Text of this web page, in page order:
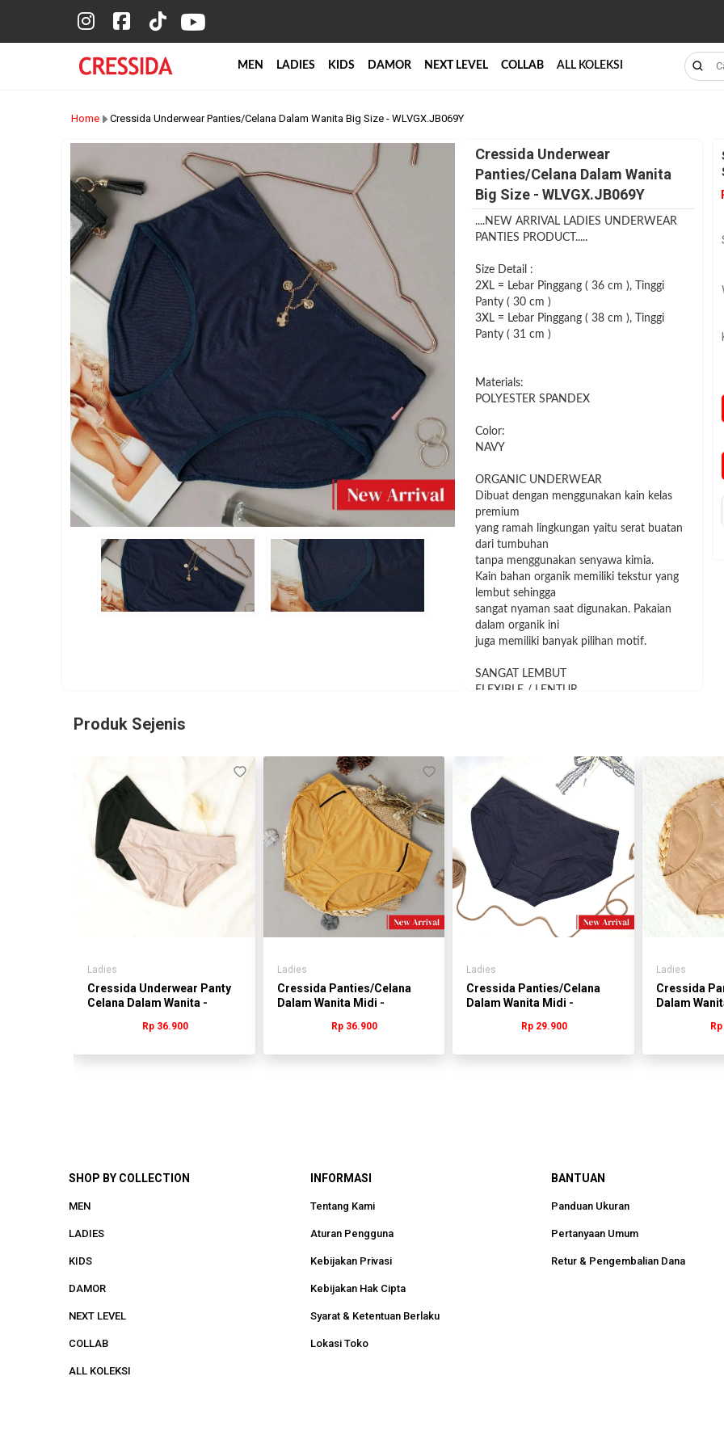
MEN LADIES KIDS DAMOR NEXT LEVEL COLLAB ALL KOLEKSI
Home Cressida Underwear Panties/Celana Dalam Wanita Big Size - WLVGX.JB069Y
Cressida Underwear
Panties/Celana Dalam Wanita
Big Size - WLVGX.JB069Y
....NEW ARRIVAL LADIES UNDERWEAR
PANTIES PRODUCT.....
Size Detail :
2XL = Lebar Pinggang ( 36 cm ), Tinggi
Panty ( 30 cm )
3XL = Lebar Pinggang ( 38 cm ), Tinggi
Panty ( 31 cm )
Materials:
POLYESTER SPANDEX
Color:
NAVY
ORGANIC UNDERWEAR
Dibuat dengan menggunakan kain kelas
premium
yang ramah lingkungan yaitu serat buatan
dari tumbuhan
tanpa menggunakan senyawa kimia.
Kain bahan organik memiliki tekstur yang
lembut sehingga
sangat nyaman saat digunakan. Pakaian
dalam organik ini
juga memiliki banyak pilihan motif.
SANGAT LEMBUT
FLEXIBLE / LENTUR
Stock dan warna sesuai dengan keterangan
yang ada di variasi yaa :)
jika stock yg kalian mau kosong , silahkan
di chat terlebih dahulu sebelum order.
Produk Sejenis
Ladies
Cressida Underwear Panty
Celana Dalam Wanita -
Rp 36.900
Ladies
Cressida Panties/Celana
Dalam Wanita Midi -
Rp 36.900
Ladies
Cressida Panties/Celana
Dalam Wanita Midi -
Rp 29.900
Ladies
Cressida
Dalam
SHOP BY COLLECTION
MEN
LADIES
KIDS
DAMOR
NEXT LEVEL
COLLAB
ALL KOLEKSI
INFORMASI
Tentang Kami
Aturan Pengguna
Kebijakan Privasi
Kebijakan Hak Cipta
Syarat & Ketentuan Berlaku
Lokasi Toko
BANTUAN
Panduan Ukuran
Pertanyaan Umum
Retur & Pengembalian Dana